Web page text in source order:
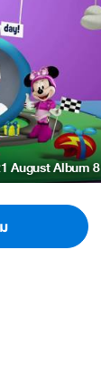
August Album 8